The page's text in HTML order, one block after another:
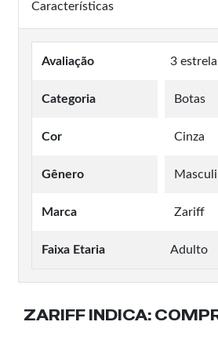
Características
Avaliação 3
Categoria Botas
Cor Cinza
Gênero
Marca Zariff
Faixa Etaria Adulto
ZARIFF INDICA: